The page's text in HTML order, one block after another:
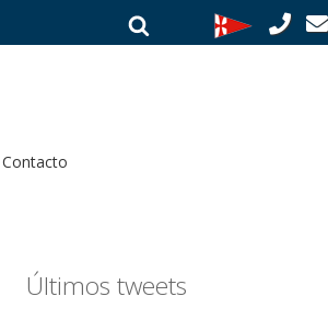
por:
Contacto
Últimos tweets